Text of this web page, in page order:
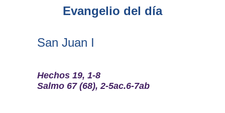
Evangelio del día
San Juan I
Hechos 19, 1-8
Salmo 67 (68), 2-5ac.6-7ab